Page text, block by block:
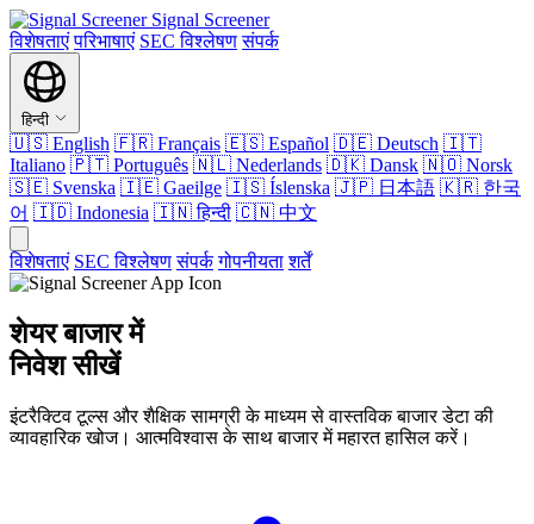
Signal Screener
विशेषताएं परिभाषाएं SEC विश्लेषण संपर्क
हिन्दी
🇺🇸 English 🇫🇷 Français 🇪🇸 Español 🇩🇪 Deutsch 🇮🇹
Italiano 🇵🇹 Português 🇳🇱 Nederlands 🇩🇰 Dansk 🇳🇴 Norsk
🇸🇪 Svenska 🇮🇪 Gaeilge 🇮🇸 Íslenska 🇯🇵 日本語 🇰🇷 한국
어 🇮🇩 Indonesia 🇮🇳हिन्दी 🇨🇳 中文
विशेषताएं SEC विश्लेषण संपर्क गोपनीयता शर्तें
शेयर बाजार में
निवेश सीखें
इंटरैक्टिव टूल्स और शैक्षिक सामग्री के माध्यम से वास्तविक बाजार डेटा की
व्यावहारिक खोज। आत्मविश्वास के साथ बाजार में महारत हासिल करें।